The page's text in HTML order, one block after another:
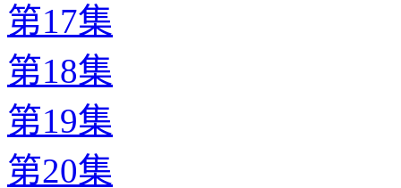
第17集
第18集
第19集
第20集